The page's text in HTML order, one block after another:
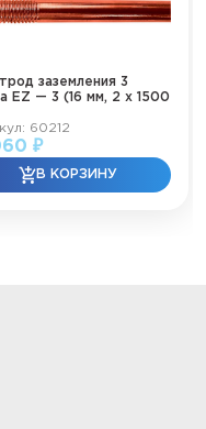
заземления 3
EZ — 3 (16 мм, 2 х 1500
60212
₽